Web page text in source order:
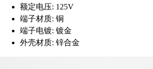
额定电压: 125V
端子材质: 铜
端子电镀: 镀金
外壳材质: 锌合金